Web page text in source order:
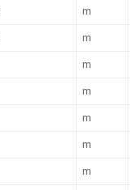
m
m
m
m
m
m
m